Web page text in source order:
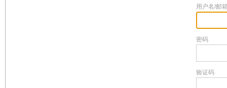
用户名/邮
密码
验证码